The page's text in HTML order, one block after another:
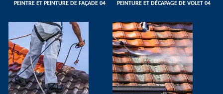
PEINTRE ET PEINTURE DE FAÇADE 04 PEINTURE ET DÉCAPAGE DE VOLET 04